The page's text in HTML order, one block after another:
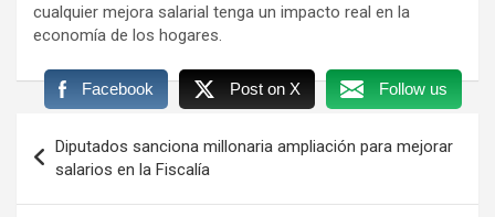
cualquier mejora salarial tenga un impacto real en la
economía de los hogares.
Facebook Post on X Follow us
de
entradas
Diputados sanciona millonaria ampliación para mejorar
salarios en la Fiscalía